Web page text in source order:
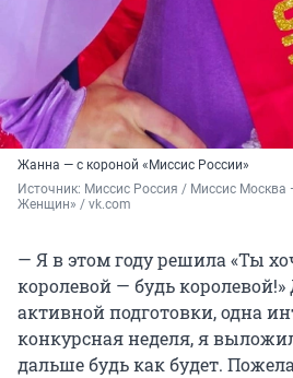
Жанна — с короной «Миссис России»
Источник: Миссис Россия / Миссис Москва
Женщин» / vk.com
— Я в этом году решила «Ты
королевой — будь
активной подготовки, одна
конкурсная неделя, я
дальше будь как будет.